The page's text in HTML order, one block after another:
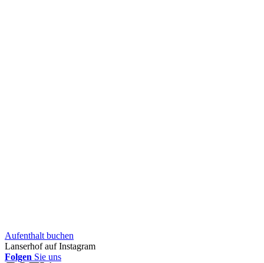
Aufent­halt buchen
Lanserhof auf Instagram
Folgen Sie uns